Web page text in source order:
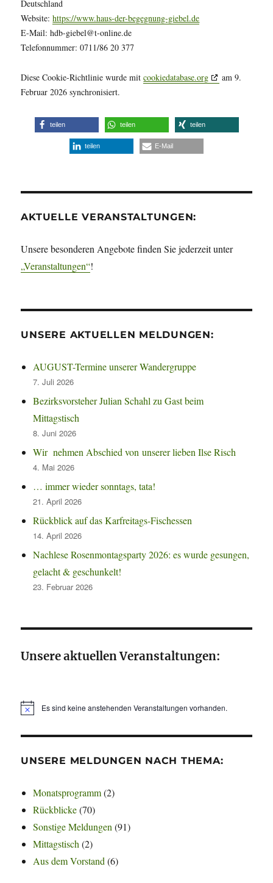
Deutschland
Website:https://www.haus-der-begegnung-giebel.de
E-Mail:hdb-giebel@t-online.de
Telefonnummer: 0711/86 20 377
Diese Cookie-Richtlinie wurde mitcookiedatabase.org
am 9.
Februar 2026 synchronisiert.
teilen teilen teilen
teilen E-Mail
AKTUELLE VERANSTALTUNGEN:
Unsere besonderen Angebote finden Sie jederzeit unter
„Veranstaltungen“!
UNSERE AKTUELLEN MELDUNGEN:
AUGUST-Termine unserer Wandergruppe
7. Juli 2026
Bezirksvorsteher Julian Schahl zu Gast beim
Mittagstisch
8. Juni 2026
Wir nehmen Abschied von unserer lieben Ilse Risch
4. Mai 2026
… immer wieder sonntags, tata!
21. April 2026
Rückblick auf das Karfreitags-Fischessen
14. April 2026
Nachlese Rosenmontagsparty 2026: es wurde gesungen,
gelacht & geschunkelt!
23. Februar 2026
Unsere aktuellen Veranstaltungen:
H
i
Es sind keine anstehenden Veranstaltungen vorhanden.
UNSERE MELDUNGEN NACH THEMA:
Monatsprogramm(2)
Rückblicke(70)
Sonstige Meldungen(91)
Mittagstisch(2)
Aus dem Vorstand(6)